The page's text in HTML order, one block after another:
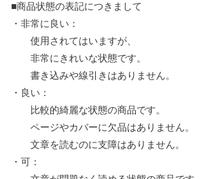
■商品状態の表記につきまして
・非常に良い：
使用されてはいますが、
非常にきれいな状態です。
書き込みや線引きはありません。
・良い：
比較的綺麗な状態の商品です。
ページやカバーに欠品はありません。
文章を読むのに支障はありません。
・可：